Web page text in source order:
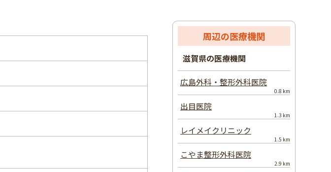
周辺の医療機関
滋賀県の医療機関
広島外科・整形外科医院
0.8 km
出目医院
1.3 km
レイメイクリニック
1.5 km
こやま整形外科医院
2.9 km